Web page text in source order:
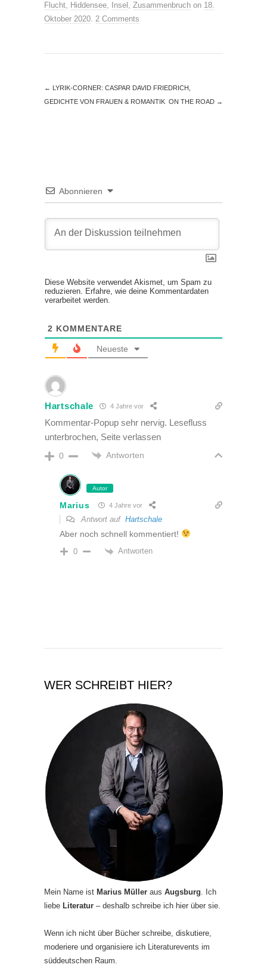
Flucht Hiddensee Insel Zusammenbruch on 18.
Oktober 2020 2 Comments
← LYRIK-CORNER: CASPAR DAVID FRIEDRICH,
GEDICHTE VON FRAUEN & ROMANTIK ON THE ROAD →
Abonnieren
Diese Website verwendet Akismet, um Spam zu
reduzieren. Erfahre, wie deine Kommentardaten
verarbeitet werden.
2 KOMMENTARE
Neueste
Hartschale 4 Jahre vor
Kommentar-Popup sehr nervig. Lesefluss
unterbrochen, Seite verlassen
0 Antworten
Autor
Marius 4 Jahre vor
Antwort auf Hartschale
Aber noch schnell kommentiert!
0 Antworten
WER SCHREIBT HIER?
Mein Name ist Marius Müller aus Augsburg . Ich
liebe Literatur – deshalb schreibe ich hier über sie.
Wenn ich nicht über Bücher schreibe, diskutiere,
moderiere und organisiere ich Literaturevents im
süddeutschen Raum.